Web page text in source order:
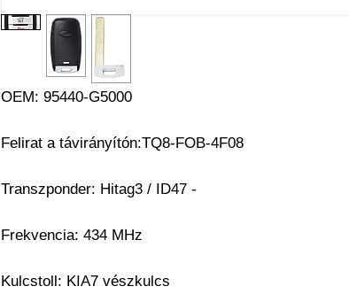
OEM: 95440-G5000
Felirat a távirányítón:TQ8-FOB-4F08
Transzponder: Hitag3 / ID47 -
Frekvencia: 434 MHz
Kulcstoll: KIA7 vészkulcs